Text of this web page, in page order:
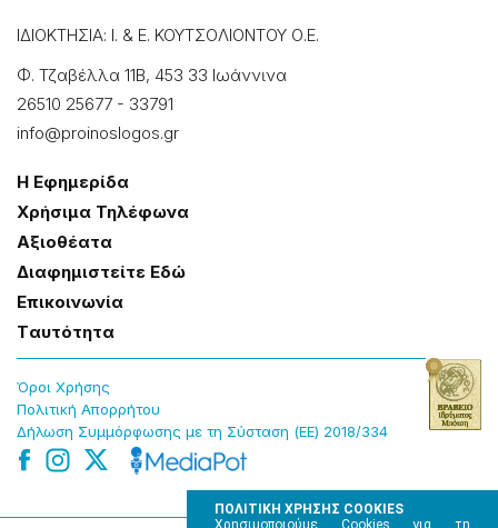
ΠΟΛΙΤΙΚΗ ΧΡΗΣΗΣ COOKIES
Χρησιμοποιούμε Cookies για τη
ΙΔΙΟΚΤΗΣΙΑ: Ι. & Ε. ΚΟΥΤΣΟΛΙΟΝΤΟΥ Ο.Ε.
Φ. Τζαβέλλα 11Β, 453 33 Ιωάννɩνα
26510 25677 - 33791
info@proinoslogos.gr
Η Εφημερίδα
Χρήσɩμα Τηλέφωνα
Αξɩοθέατα
Δɩαφημɩστείτε Εδώ
Επɩκοɩνωνία
Tαυτότητα
Όροɩ Χρήσης
Πολɩτɩκή Απορρήτου
Δήλωση Συμμόρφωσης με τη Σύσταση (ΕΕ) 2018/334